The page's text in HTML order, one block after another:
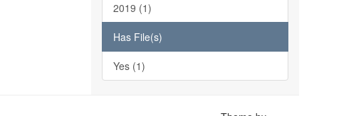
2019 (1)
Has File(s)
Yes (1)